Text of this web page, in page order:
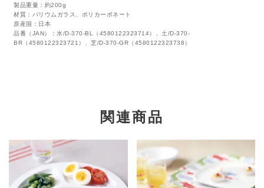
製品重量：約200g
材質：バリウムガラス、ポリカーボネート
原産国：日本
品番（JAN）：水/D-370-BL（4580122323714）、土/D-370-
BR（4580122323721）、芝/D-370-GR（4580122323738）
関連商品